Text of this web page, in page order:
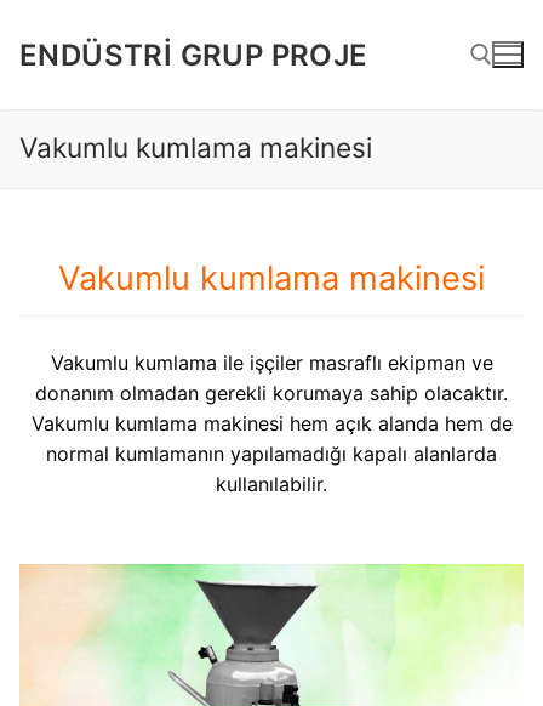
atlaENDÜSTRI GRUP PROJE
Arama:
Vakumlu kumlama makinesi
Vakumlu kumlama makinesi
Vakumlu kumlama ile işçiler masraflı ekipman ve
donanım olmadan gerekli korumaya sahip olacaktır.
Vakumlu kumlama makinesi hem açık alanda hem de
normal kumlamanın yapılamadığı kapalı alanlarda
kullanılabilir.